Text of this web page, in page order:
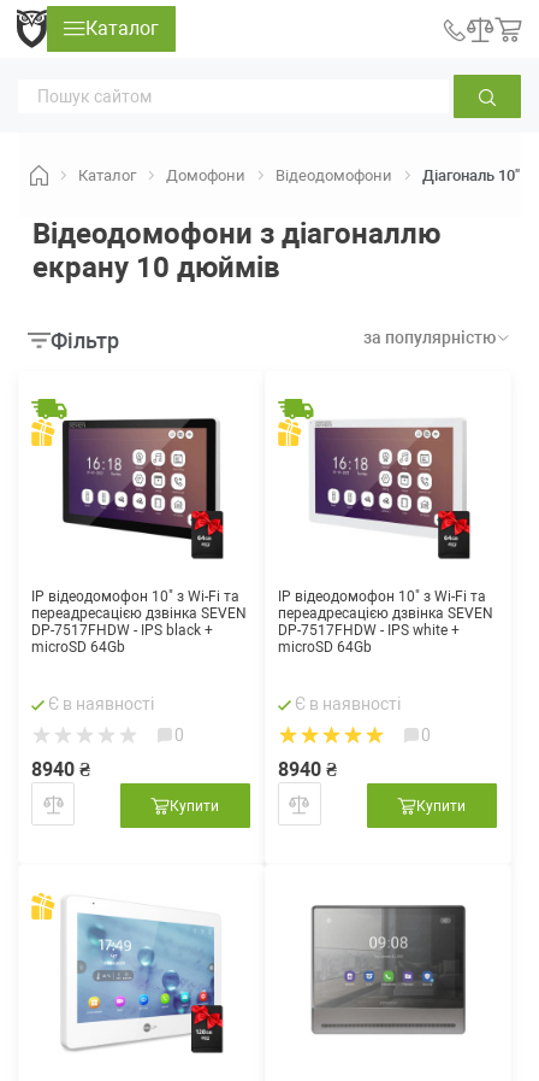
Каталог
Каталог Домофони Відеодомофони Діагональ 10"
Відеодомофони з діагоналлю
екрану 10 дюймів
Фільтр за популярністю
IP відеодомофон 10" з Wi-Fi та
переадресацією дзвінка SEVEN
DP-7517FHDW - IPS black +
microSD 64Gb
Є в наявності
0
8940 ₴
Купити
IP відеодомофон 10" з Wi-Fi та
переадресацією дзвінка SEVEN
DP-7517FHDW - IPS white +
microSD 64Gb
Є в наявності
0
8940 ₴
Купити